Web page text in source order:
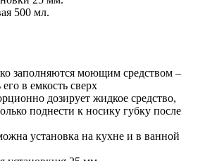
500 мл.
заполняются моющим средством –
в емкость сверх
дозирует жидкое средство,
поднести к носику губку после
установка на кухне и в ванной